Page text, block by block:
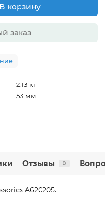
В корзину
заказ
2.13 кг
53 мм
Отзывы 0
A620205.